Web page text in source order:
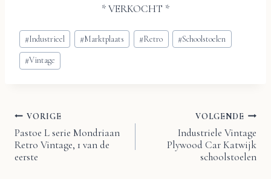
* VERKOCHT *
Bericht
tags:
#Industrieel #Marktplaats #Retro #Schoolstoelen
#Vintage
Bericht
navigatie
VORIGE
Pastoe L serie Mondriaan
Retro Vintage, 1 van de
eerste
VOLGENDE
Industriele Vintage
Plywood Car Katwijk
schoolstoelen